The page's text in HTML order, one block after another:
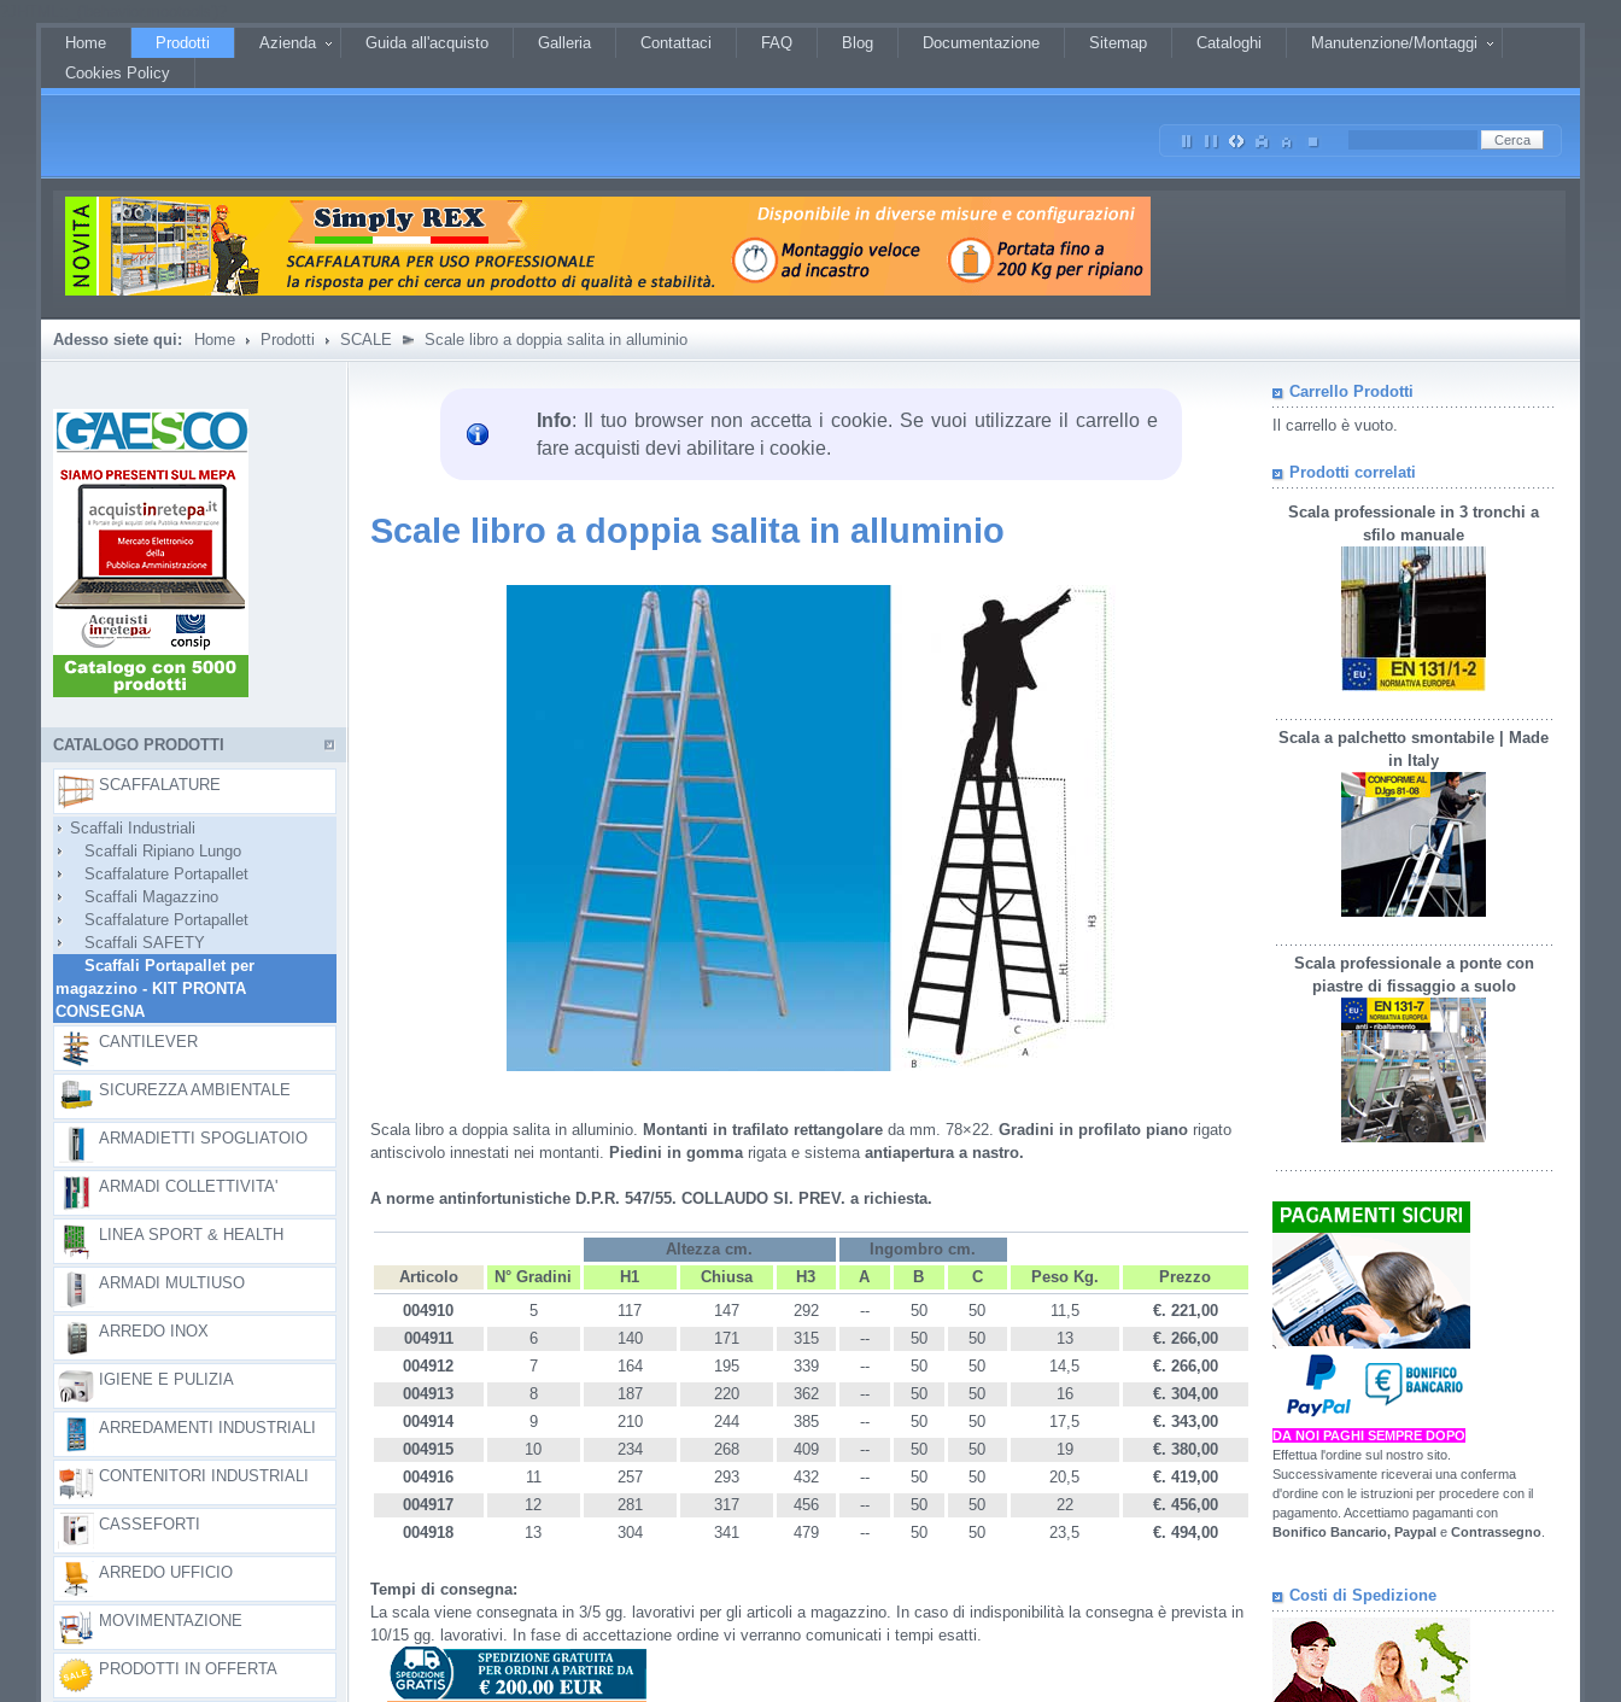
Home
Prodotti Azienda Guida all'acquisto Galleria Contattaci FAQ Blog Documentazione Sitemap Cataloghi
Manutenzione/Montaggi
Cookies Policy
Adesso siete qui: Home Prodotti SCALE Scale libro a doppia salita in alluminio
Info: Il tuo browser non accetta i cookie. Se vuoi utilizzare il carrello e
fare acquisti devi abilitare i cookie.
Scale libro a doppia salita in alluminio
Scala libro a doppia salita in alluminio. Montanti in trafilato rettangolare da mm. 78×22. Gradini in profilato pianorigato
antiscivolo innestati nei montanti. Piedini in gommarigata e sistemaantiapertura a nastro.
A norme antinfortunistiche D.P.R. 547/55. COLLAUDO SI. PREV. a richiesta.
Altezza cm.
Ingombro cm.
Articolo
N° Gradini H1 Chiusa H3 A B C Peso Kg.
Prezzo
004910
5 117 147 292 -- 50 50 11,5
€. 221,00
004911
6 140 171 315 -- 50 50 13
€. 266,00
004912
7 164 195 339 -- 50 50 14,5 €. 266,00
004913
8 187 220 362 -- 50 50 16
€. 304,00
004914
9 210 244 385 -- 50 50 17,5
€. 343,00
004915
10 234 268 409 -- 50 50 19
€. 380,00
004916
11 257 293 432 -- 50 50 20,5
€. 419,00
004917
12 281 317 456 -- 50 50 22
€. 456,00
004918
13 304 341 479 -- 50 50 23,5 €. 494,00
Tempi di consegna:
La scala viene consegnata in 3/5 gg. lavorativi per gli articoli a magazzino. In caso di indisponibilità la consegna è prevista in
10/15 gg. lavorativi. In fase di accettazione ordine vi verranno comunicati i tempi esatti.
CATALOGO PRODOTTI
SCAFFALATURE
Scaffali Industriali
Scaffali Ripiano Lungo
Scaffalature Portapallet
Scaffali Magazzino
Scaffalature Portapallet
Scaffali SAFETY
Scaffali Portapallet per
magazzino - KIT PRONTA
CONSEGNA
CANTILEVER
SICUREZZA AMBIENTALE
ARMADIETTI SPOGLIATOIO
ARMADI COLLETTIVITA'
LINEA SPORT & HEALTH
ARMADI MULTIUSO
ARREDO INOX
IGIENE E PULIZIA
ARREDAMENTI INDUSTRIALI
CONTENITORI INDUSTRIALI
CASSEFORTI
ARREDO UFFICIO
MOVIMENTAZIONE
PRODOTTI IN OFFERTA
Carrello Prodotti
Il carrello è vuoto.
Prodotti correlati
Scala professionale in 3 tronchi a
sfilo manuale
Scala a palchetto smontabile | Made
in Italy
Scala professionale a ponte con
piastre di fissaggio a suolo
DA NOI PAGHI SEMPRE DOPO
Effettua l'ordine sul nostro sito.
Successivamente riceverai una conferma
d'ordine con le istruzioni per procedere con il
pagamento. Accettiamo pagamanti con
Bonifico Bancario, PaypaleContrassegno
Costi di Spedizione